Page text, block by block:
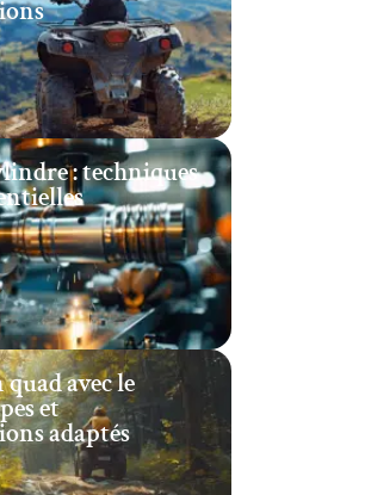
: techniques
avec le
et
adaptés